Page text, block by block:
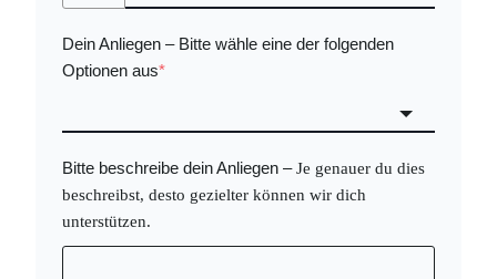
Dein Anliegen –Bitte wähle eine der folgenden
Optionen aus*
Bitte beschreibe dein Anliegen – Je genauer du dies
beschreibst, desto gezielter können wir dich
unterstützen.